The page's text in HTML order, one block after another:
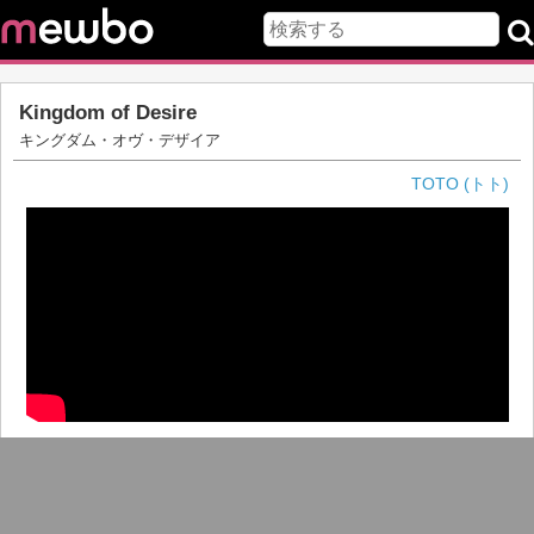
Kingdom of Desire
キングダム・オヴ・デザイア
TOTO (トト)